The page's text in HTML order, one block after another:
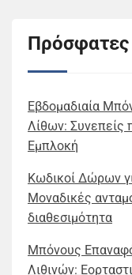
Πρόσφατες
Εβδομαδιαία
Λίθων: Συνεπείς
Εμπλοκή
Κωδικοί Δώρων
Μοναδικές
διαθεσιμότητα
Μπόνους
Λιθινών: